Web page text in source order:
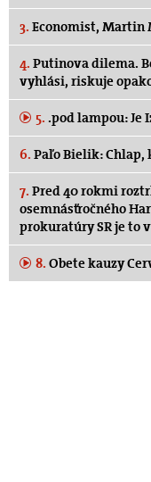
3. Economist, Martin
4. Putinova dilema.
vyhlási, riskuje
5. .pod lampou: Je
6. Paľo Bielik: Chlap,
7. Pred 40 rokmi
osemnásťročného
prokuratúry SR je to
8. Obete kauzy